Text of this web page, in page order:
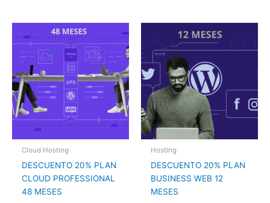
Cloud Hosting
DESCUENTO 20% PLAN
CLOUD PROFESSIONAL
48 MESES
Hosting
DESCUENTO 20% PLAN
BUSINESS WEB 12
MESES